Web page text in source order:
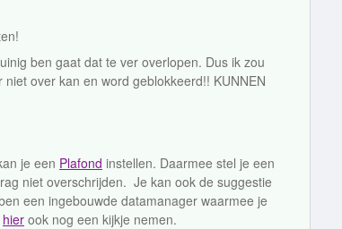
ben gaat dat te ver overlopen. Dus ik zou
over kan en word geblokkeerd!! KUNNEN
je een Plafond instellen. Daarmee stel je een
niet overschrijden. Je kan ook de suggestie
een ingebouwde datamanager waarmee je
hier ook nog een kijkje nemen.